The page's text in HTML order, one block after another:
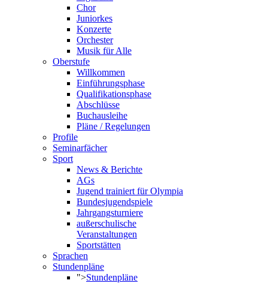
Chor
Juniorkes
Konzerte
Orchester
Musik für Alle
Oberstufe
Willkommen
Einführungsphase
Qualifikationsphase
Abschlüsse
Buchausleihe
Pläne / Regelungen
Profile
Seminarfächer
Sport
News & Berichte
AGs
Jugend trainiert für Olympia
Bundesjugendspiele
Jahrgangsturniere
außerschulische
Veranstaltungen
Sportstätten
Sprachen
Stundenpläne
">Stundenpläne